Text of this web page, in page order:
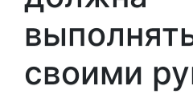
своими